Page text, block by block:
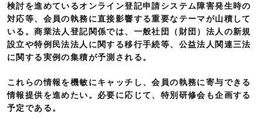
検討を進めているオンライン登記申請システム障害発生時の
対応等、会員の執務に直接影響する重要なテーマが山積して
いる。商業法人登記関係では、一般社団（財団）法人の新規
設立や特例民法法人に関する移行手続等、公益法人関連三法
に関する実例の集積が予測される。
これらの情報を機敏にキャッチし、会員の執務に寄与できる
情報提供を進めたい。必要に応じて、特別研修会も企画する
予定である。